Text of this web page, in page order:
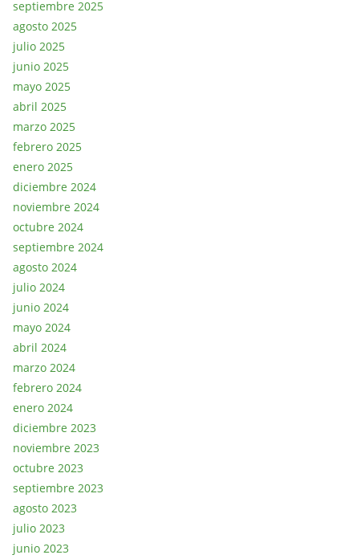
septiembre 2025
agosto 2025
julio 2025
junio 2025
mayo 2025
abril 2025
marzo 2025
febrero 2025
enero 2025
diciembre 2024
noviembre 2024
octubre 2024
septiembre 2024
agosto 2024
julio 2024
junio 2024
mayo 2024
abril 2024
marzo 2024
febrero 2024
enero 2024
diciembre 2023
noviembre 2023
octubre 2023
septiembre 2023
agosto 2023
julio 2023
junio 2023